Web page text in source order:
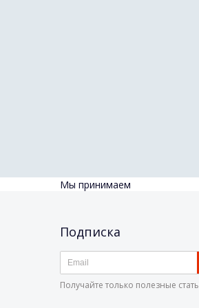
Мы принимаем
Подписка
Получайте только полезные